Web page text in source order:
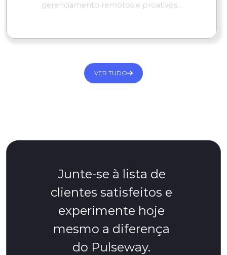
gerenciamento remotos e proativos...
VER TUDO
Junte-se à lista de
clientes satisfeitos e
experimente hoje
mesmo a diferença
do Pulseway.